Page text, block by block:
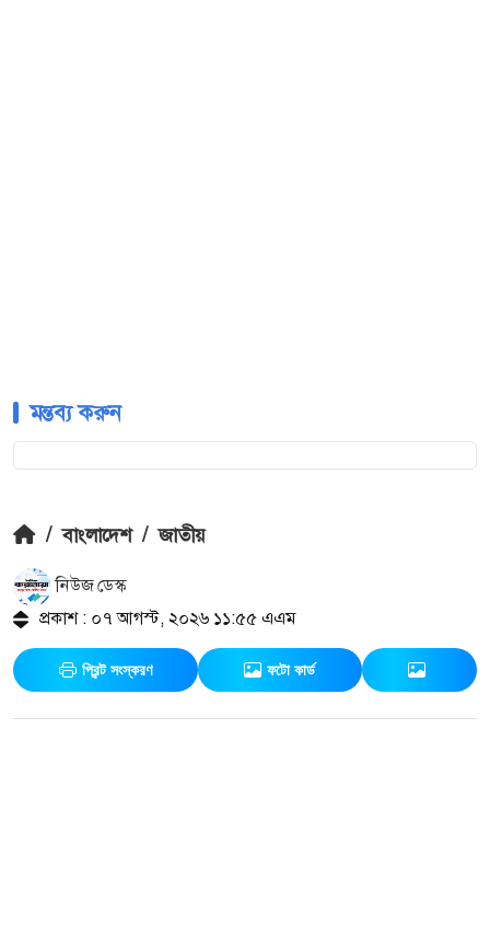
মন্তব্য করুন
/ বাংলাদেশ / জাতীয়
নিউজ ডেস্ক
প্রকাশ : ০৭ আগস্ট, ২০২৬ ১১:৫৫ এএম
প্রিন্ট সংস্করণ ফটো কার্ড